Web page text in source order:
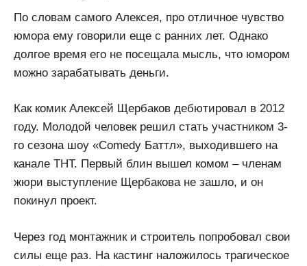
По словам самого Алексея, про отличное чувство
юмора ему говорили еще с ранних лет. Однако
долгое время его не посещала мысль, что юмором
можно зарабатывать деньги.
Как комик Алексей Щербаков дебютировал в 2012
году. Молодой человек решил стать участником 3-
го сезона шоу «Comedy Баттл», выходившего на
канале ТНТ. Первый блин вышел комом – членам
жюри выступление Щербакова не зашло, и он
покинул проект.
Через год монтажник и строитель попробовал свои
силы еще раз. На кастинг наложилось трагическое